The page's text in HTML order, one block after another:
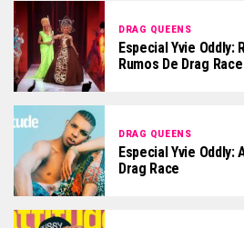
DRAG QUEENS
Especial Yvie Oddly:
Rumos De Drag Race
DRAG QUEENS
Especial Yvie Oddly:
Drag Race